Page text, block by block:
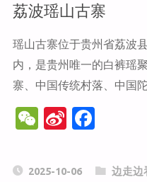
荔波瑶山古寨
瑶山古寨位于贵州省荔波
内，是贵州唯一的白裤瑶
寨、中国传统村落、中国
W
C
Si
a
c
2025-10-06
边走边